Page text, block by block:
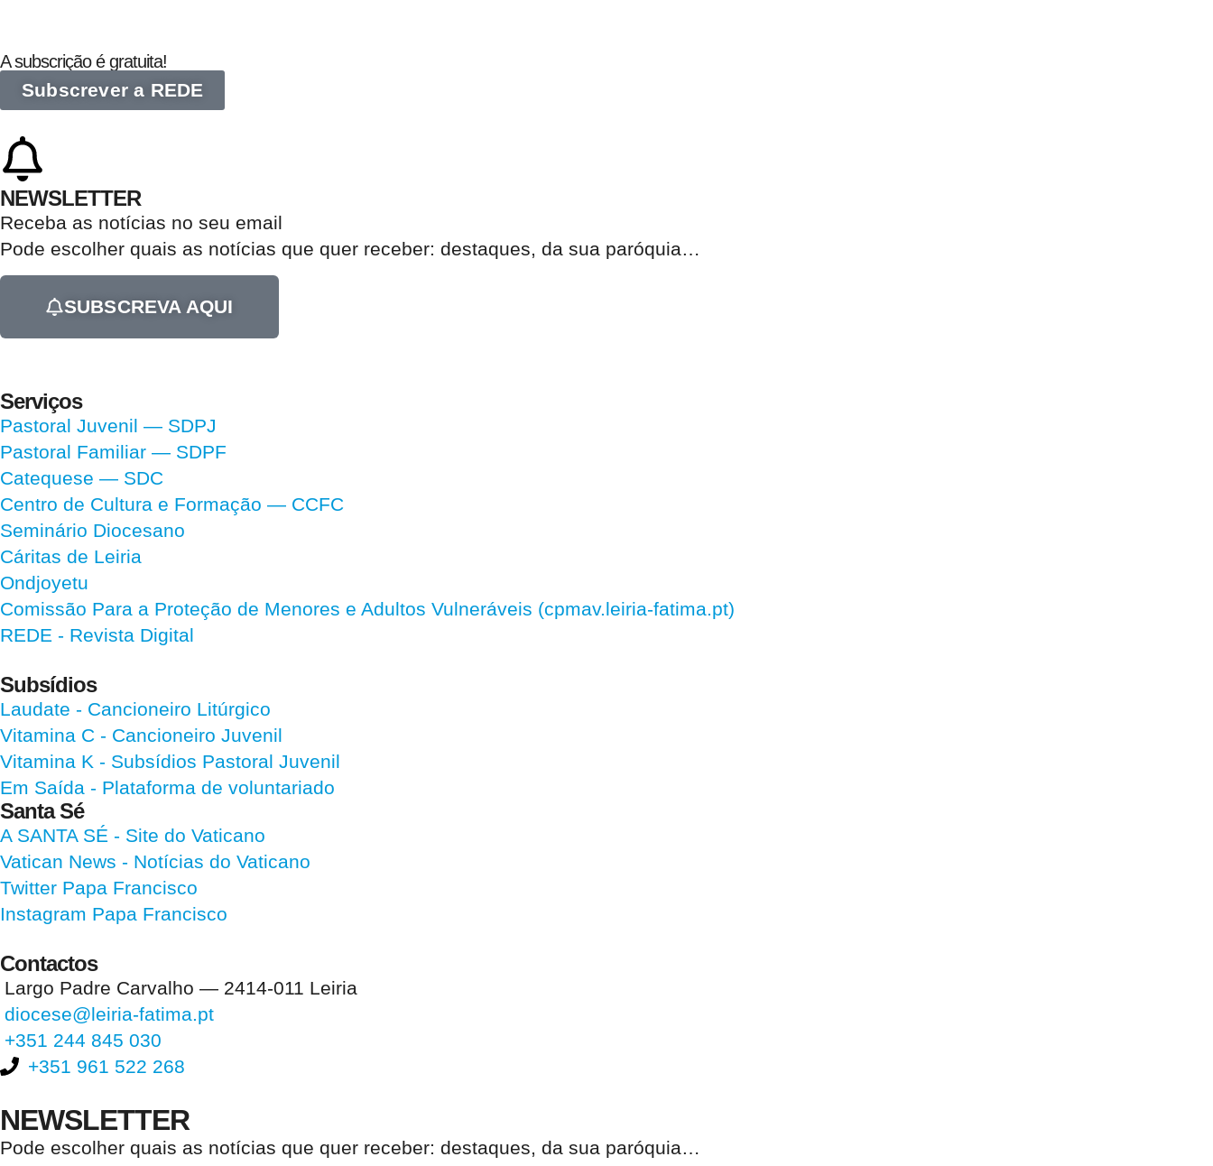
A subscrição é gratuita!
Subscrever a REDE
NEWSLETTER
Receba as notícias no seu email​
Pode escolher quais as notícias que quer receber: destaques, da sua paróquia…
SUBSCREVA AQUI
Serviços
Pastoral Juvenil — SDPJ
Pastoral Familiar — SDPF
Catequese — SDC
Centro de Cultura e Formação — CCFC
Seminário Diocesano
Cáritas de Leiria
Ondjoyetu
Comissão Para a Proteção de Menores e Adultos Vulneráveis (cpmav.leiria-fatima.pt)
REDE - Revista Digital
Subsídios
Laudate - Cancioneiro Litúrgico
Vitamina C - Cancioneiro Juvenil
Vitamina K - Subsídios Pastoral Juvenil
Em Saída - Plataforma de voluntariado
Santa Sé
A SANTA SÉ - Site do Vaticano
Vatican News - Notícias do Vaticano
Twitter Papa Francisco
Instagram Papa Francisco
Contactos
Largo Padre Carvalho — 2414-011 Leiria
diocese@leiria-fatima.pt
+351 244 845 030
+351 961 522 268
NEWSLETTER
Pode escolher quais as notícias que quer receber: destaques, da sua paróquia…